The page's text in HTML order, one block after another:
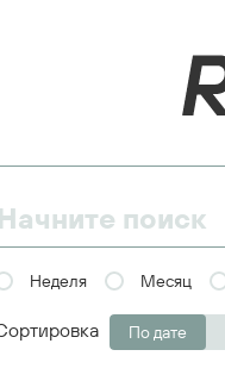
Неделя Месяц
По дате